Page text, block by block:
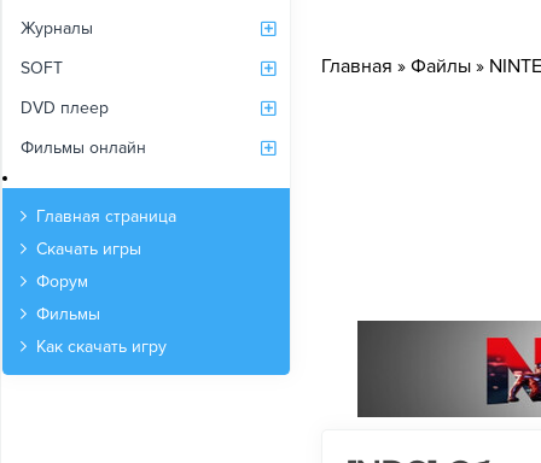
Журналы
SOFT
DVD плеер
Фильмы онлайн
Главная страница
Скачать игры
Форум
Фильмы
Как скачать игру
Главная » Файлы »